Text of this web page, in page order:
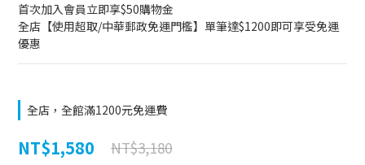
首次加入會員立即享$50購物金
全店【使用超取/中華郵政免運門檻】單筆達$1200即可享受免運
優惠
全店，全館滿1200元免運費
NT$1,580 NT$3,180